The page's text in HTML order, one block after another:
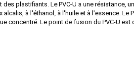
plastifiants. Le PVC-U a une résistance,
à l'éthanol, à l'huile et à l'essence. Le
concentré. Le point de fusion du PVC-U est